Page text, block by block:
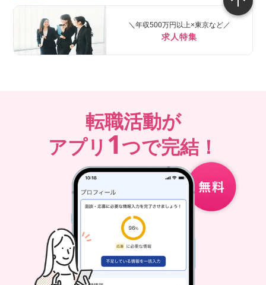
＼年収500万円以上×東京など／
求人特集
転職活動が
アプリ 1つで完結！